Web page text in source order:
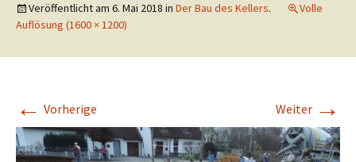
Veröffentlicht am 6. Mai 2018 in Der Bau des Kellers.
Volle
Auflösung (1600 × 1200)
← Vorherige Weiter →